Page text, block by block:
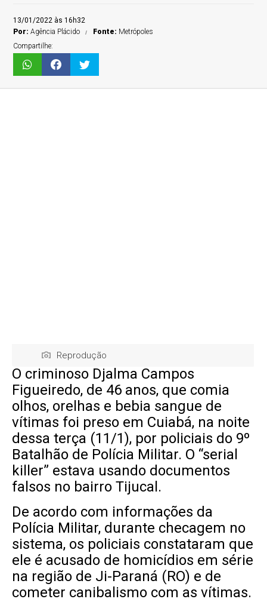
13/01/2022 às 16h32
Por: Agência Plácido Fonte: Metrópoles
Compartilhe:
Reprodução
O criminoso Djalma Campos
Figueiredo, de 46 anos, que comia
olhos, orelhas e bebia sangue de
vítimas foi preso em Cuiabá, na noite
dessa terça (11/1), por policiais do 9º
Batalhão de Polícia Militar. O “serial
killer” estava usando documentos
falsos no bairro Tijucal.
De acordo com informações da
Polícia Militar, durante checagem no
sistema, os policiais constataram que
ele é acusado de homicídios em série
na região de Ji-Paraná (RO) e de
cometer canibalismo com as vítimas.